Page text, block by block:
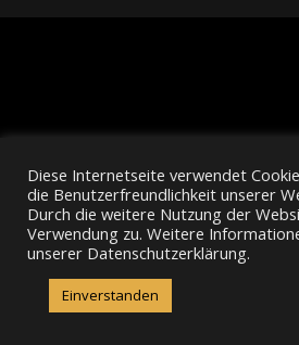
Diese Internetseite verwendet
die Benutzerfreundlichkeit unserer
Durch die weitere Nutzung der
Verwendung zu. Weitere
unserer Datenschutzerklärung.
Einverstanden